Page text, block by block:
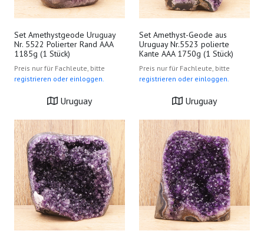
Set Amethystgeode Uruguay
Nr. 5522 Polierter Rand AAA
1185g (1 Stück)
Preis nur für Fachleute, bitte
registrieren oder einloggen.
Uruguay
Set Amethyst-Geode aus
Uruguay Nr.5523 polierte
Kante AAA 1750g (1 Stück)
Preis nur für Fachleute, bitte
registrieren oder einloggen.
Uruguay